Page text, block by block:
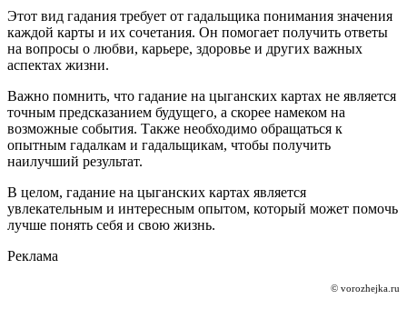
Этот вид гадания требует от гадальщика понимания значения
каждой карты и их сочетания. Он помогает получить ответы
на вопросы о любви, карьере, здоровье и других важных
аспектах жизни.
Важно помнить, что гадание на цыганских картах не является
точным предсказанием будущего, а скорее намеком на
возможные события. Также необходимо обращаться к
опытным гадалкам и гадальщикам, чтобы получить
наилучший результат.
В целом, гадание на цыганских картах является
увлекательным и интересным опытом, который может помочь
лучше понять себя и свою жизнь.
Реклама
© vorozhejka.ru